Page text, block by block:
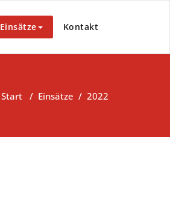
Einsätze Kontakt
Start / Einsätze / 2022